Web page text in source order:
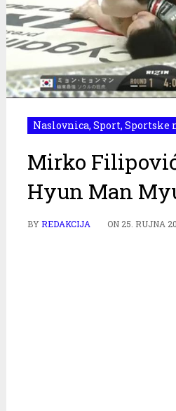
Naslovnica, Sport, Sportske
Mirko
Hyun Man
BYREDAKCIJA ON 25. RUJNA